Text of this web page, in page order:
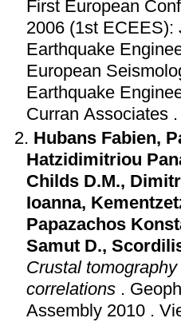
First European
2006 (1st ECEES):
Earthquake
European
Earthquake
Curran Associates
Hubans Fabien,
Hatzidimitriou
Childs D.M.,
Ioanna,
Papazachos
Samut D.,
Crustal
correlations .
Assembly 2010 .